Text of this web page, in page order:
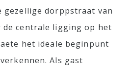
gezellige dorppstraat van
de centrale ligging op het
het ideale beginpunt
Als gast